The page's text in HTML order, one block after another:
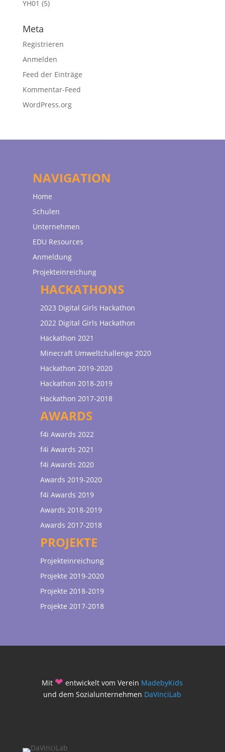
YH01 (5)
Meta
Registrieren
Anmelden
Feed der Einträge
Kommentar-Feed
WordPress.org
NAVIGATION
Home
Schulen
Unternehmen
EDU Resources
Anmeldung
Projekteinreichung
HACKATHONS
2023 Digital Girls Hackathon
2022 Digital Girls Hackathon
Hackathon 2021
Minecraft Umweltchallenge 2020
Hackathon 2019-2020
Hackathon 2018-2019
Hackathon 2017-2018
AWARDS
f4i Awards 2022
f4i Awards 2021
f4i Awards 2020
Awards 2019-2020
f4i Awards 2019
Awards 2018-2019
Awards 2017-2018
PROJEKTE
Projekteinreichung
Projekte 2019-2020
Projekte 2018-2019
Projekte 2017-2018
Mit ❤ entwickelt vom Verein MadebyKids
und dem Sozialunternehmen DaVinciLab